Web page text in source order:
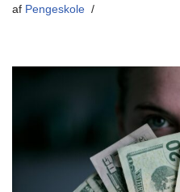
af Pengeskole